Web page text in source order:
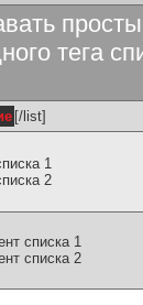
тега
[/list]
1
2
списка 1
списка 2